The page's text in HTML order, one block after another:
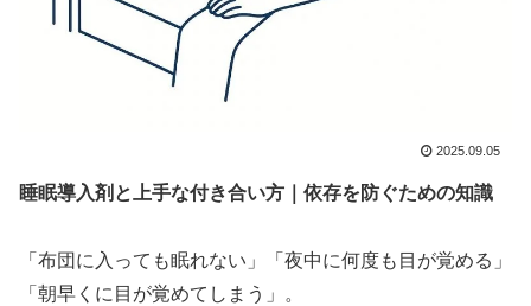
2025.09.05
睡眠導入剤と上手な付き合い方｜依存を防ぐための知識
「布団に入っても眠れない」「夜中に何度も目が覚める」
「朝早くに目が覚めてしまう」。